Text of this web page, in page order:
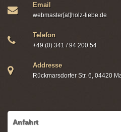
Email
webmaster[at]holz-liebe.de
Telefon
+49 (0) 341 / 94 200 54
Addresse
Rückmarsdorfer Str. 6, 04420
Anfahrt